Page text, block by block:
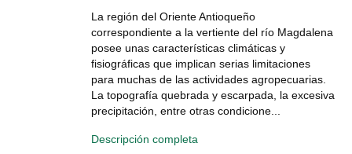
La región del Oriente Antioqueño
correspondiente a la vertiente del río Magdalena
posee unas características climáticas y
fisiográficas que implican serias limitaciones
para muchas de las actividades agropecuarias.
La topografía quebrada y escarpada, la excesiva
precipitación, entre otras condicione...
Descripción completa